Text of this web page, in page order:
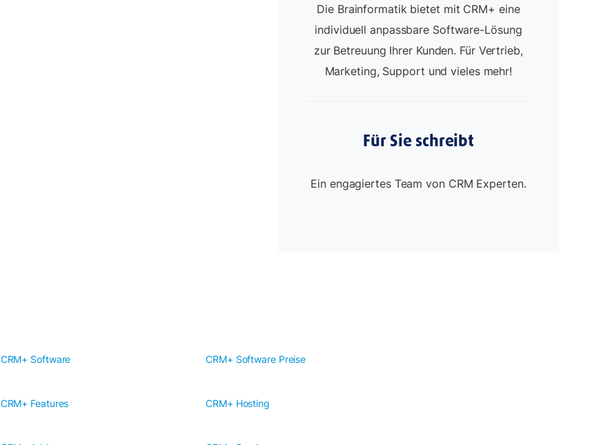
Die Brainformatik bietet mit CRM+ eine
individuell anpassbare Software-Lösung
zur Betreuung Ihrer Kunden. Für Vertrieb,
Marketing, Support und vieles mehr!
Für Sie schreibt
Ein engagiertes Team von CRM Experten.
CRM+ Software CRM+ Software Preise
CRM+ Features CRM+ Hosting